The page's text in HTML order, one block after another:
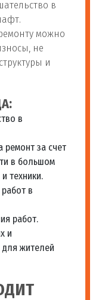
в
можно
не
и
в
ремонт за счет
в большом
техники.
в
работ.
и
для жителей